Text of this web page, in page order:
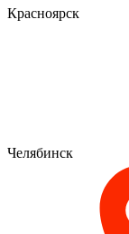
Красноярск
Челябинск